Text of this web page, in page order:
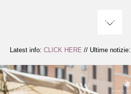
Latest info: CLICK HERE // Ultime notizie: